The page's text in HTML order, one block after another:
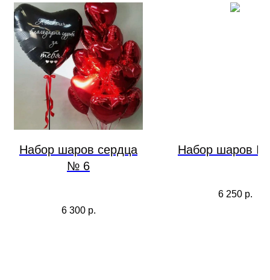
Набор шаров сердца
№ 6
6 300 р.
Набор шаров №
6 250 р.